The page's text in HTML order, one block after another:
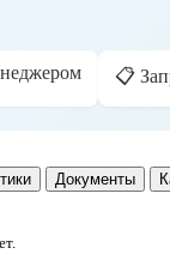
📋
Документы